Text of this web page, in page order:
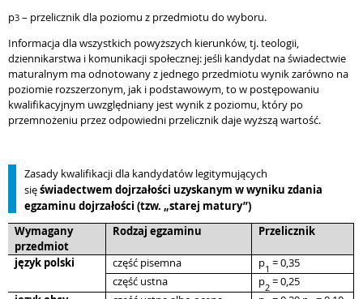
p3 – przelicznik dla poziomu z przedmiotu do wyboru.
Informacja dla wszystkich powyższych kierunków, tj.teologii,
dziennikarstwa i komunikacji społecznej: jeśli kandydat na świadectwie
maturalnym ma odnotowany z jednego przedmiotu wynik zarówno na
poziomie rozszerzonym, jak i podstawowym, to w postępowaniu
kwalifikacyjnym uwzględniany jest wynik z poziomu, który po
przemnożeniu przez odpowiedni przelicznik daje wyższą wartość.
Zasady kwalifikacji dla kandydatów legitymujących
sięświadectwem dojrzałości uzyskanym w wyniku zdania
egzaminu dojrzałości (tzw. „starej matury”)
Wymagany
przedmiot
Rodzaj egzaminu Przelicznik
język polski część pisemna p1 = 0,35
część ustna
p2 = 0,25